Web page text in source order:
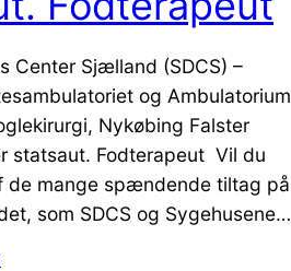
Center Sjælland (SDCS) –
og Ambulatorium
Nykøbing Falster
statsaut. Fodterapeut Vil du
de mange spændende tiltag på
som SDCS og Sygehusene…